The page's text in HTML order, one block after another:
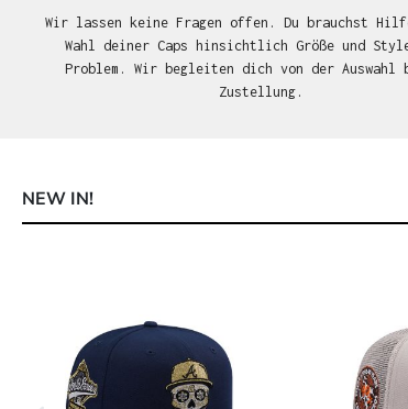
Wir lassen keine Fragen offen. Du brauchst
Wahl deiner Caps hinsichtlich Größe und
Problem. Wir begleiten dich von der Auswahl
Zustellung.
NEW IN!